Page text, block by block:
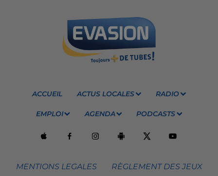
ACCUEIL ACTUS LOCALES RADIO
EMPLOI AGENDA PODCASTS
MENTIONS LEGALES RÈGLEMENT DES JEUX